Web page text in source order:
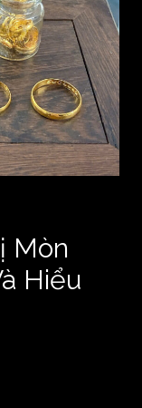
Mòn
Hiểu